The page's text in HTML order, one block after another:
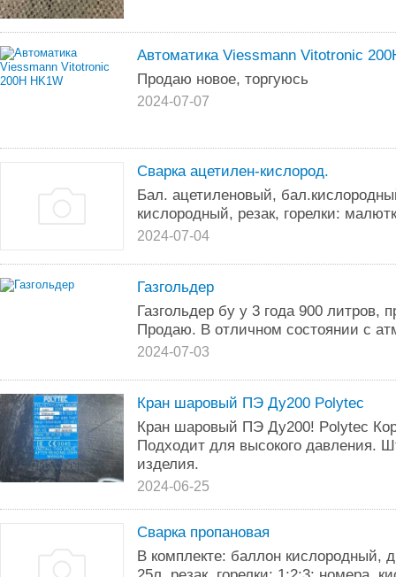
Автоматика Viessmann Vitotronic
Продаю новое, торгуюсь
2024-07-07
Сварка ацетилен-кислород.
Бал. ацетиленовый,
кислородный, резак, горелки:
2024-07-04
Газгольдер
Газгольдер бу у 3 года 900 литров,
Продаю. В отличном состоянии с
2024-07-03
Кран шаровый ПЭ Ду200 Polytec
Кран шаровый ПЭ Ду200! Polytec
Подходит для высокого давления.
изделия.
2024-06-25
Сварка пропановая
В комплекте: баллон кислородный,